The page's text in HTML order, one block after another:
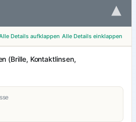
▾
Details aufklappen Alle Details einklappen
(Brille, Kontaktlinsen,